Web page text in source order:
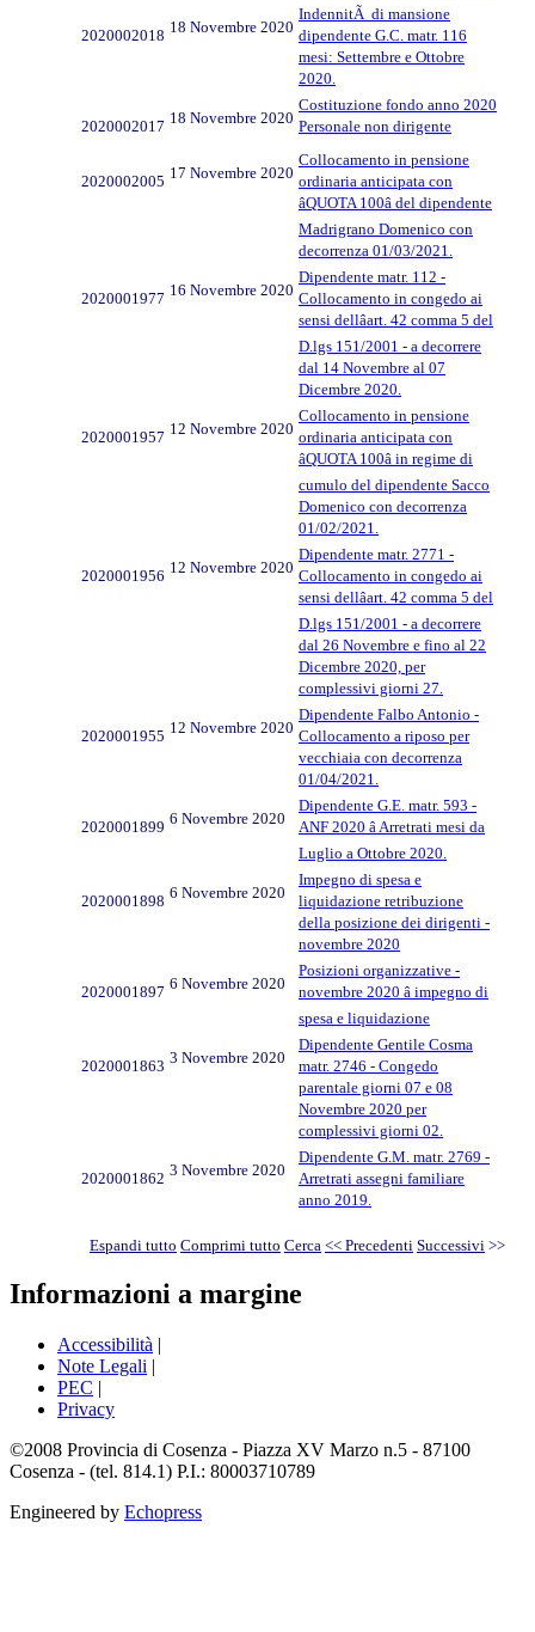
2020002018 18 Novembre 2020
IndennitÃ di mansione
dipendente G.C. matr. 116
mesi: Settembre e Ottobre
2020.
2020002017 18 Novembre 2020
Costituzione fondo anno 2020
Personale non dirigente
2020002005 17 Novembre 2020
Collocamento in pensione
ordinaria anticipata con
âQUOTA 100â del dipendente
Madrigrano Domenico con
decorrenza 01/03/2021.
2020001977 16 Novembre 2020
Dipendente matr. 112 -
Collocamento in congedo ai
sensi dellâart. 42 comma 5 del
D.lgs 151/2001 - a decorrere
dal 14 Novembre al 07
Dicembre 2020.
2020001957 12 Novembre 2020
Collocamento in pensione
ordinaria anticipata con
âQUOTA 100â in regime di
cumulo del dipendente Sacco
Domenico con decorrenza
01/02/2021.
2020001956 12 Novembre 2020
Dipendente matr. 2771 -
Collocamento in congedo ai
sensi dellâart. 42 comma 5 del
D.lgs 151/2001 - a decorrere
dal 26 Novembre e fino al 22
Dicembre 2020, per
complessivi giorni 27.
2020001955 12 Novembre 2020
Dipendente Falbo Antonio -
Collocamento a riposo per
vecchiaia con decorrenza
01/04/2021.
2020001899 6 Novembre 2020
Dipendente G.E. matr. 593 -
ANF 2020 â Arretrati mesi da
Luglio a Ottobre 2020.
2020001898 6 Novembre 2020
Impegno di spesa e
liquidazione retribuzione
della posizione dei dirigenti -
novembre 2020
2020001897 6 Novembre 2020
Posizioni organizzative -
novembre 2020 â impegno di
spesa e liquidazione
2020001863 3 Novembre 2020
Dipendente Gentile Cosma
matr. 2746 - Congedo
parentale giorni 07 e 08
Novembre 2020 per
complessivi giorni 02.
2020001862 3 Novembre 2020
Dipendente G.M. matr. 2769 -
Arretrati assegni familiare
anno 2019.
Espandi tutto Comprimi tutto Cerca << Precedenti Successivi >>
Informazioni a margine
Accessibilità |
Note Legali |
PEC |
Privacy
©2008 Provincia di Cosenza - Piazza XV Marzo n.5 - 87100
Cosenza - (tel. 814.1) P.I.: 80003710789
Engineered by Echopress